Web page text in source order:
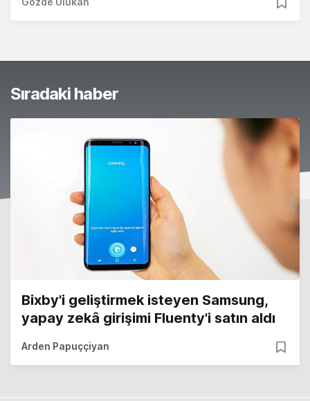
Sıradaki haber
Bixby'i geliştirmek isteyen Samsung,
yapay zekâ girişimi Fluenty'i satın aldı
Arden Papuççiyan